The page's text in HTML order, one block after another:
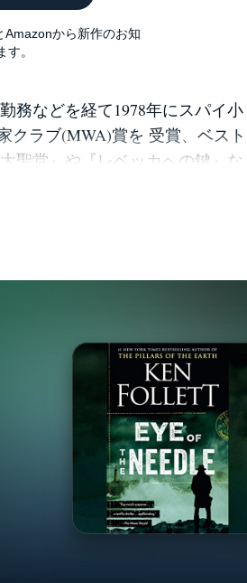
から新作のお知
。
務などを経て1978年にスパイ小
クラブ(MWA)賞を 受賞、ベスト
聖堂』や『レベッカへの鍵』な
いる。1989年 に発表された『大
が決定するなど大きな話題とな
時に掲載されていたものです)